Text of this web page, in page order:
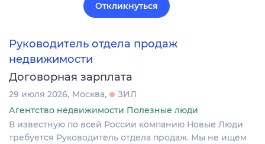
Откликнуться
Руководитель отдела продаж
недвижимости
Договорная зарплата
29 июля 2026 Москва
ЗИЛ
Агентство недвижимости Полезные люди
В известную по всей России компанию Новые Люди
требуется Руководитель отдела продаж. Мы не ищем